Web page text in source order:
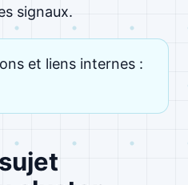
signaux.
et liens internes :